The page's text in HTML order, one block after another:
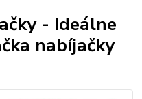
- Ideálne
nabíjačky